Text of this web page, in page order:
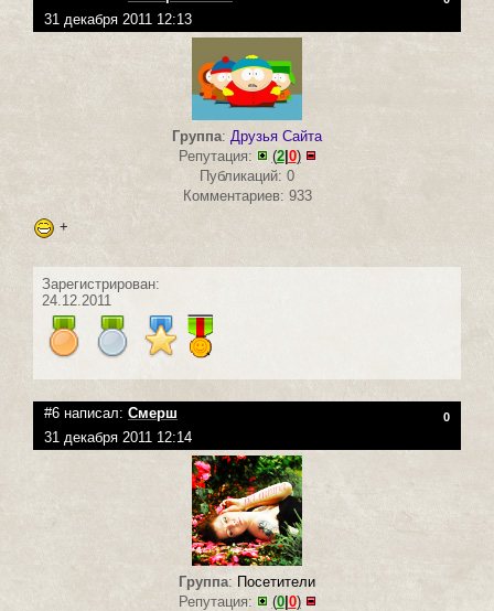
31 декабря 2011 12:13
Группа: Друзья Сайта
Репутация:
(2| 0)
Публикаций: 0
Комментариев: 933
+
Зарегистрирован:
24.12.2011
#6 написал: Смерш 0
31 декабря 2011 12:14
Группа: Посетители
Репутация:
(0| 0)